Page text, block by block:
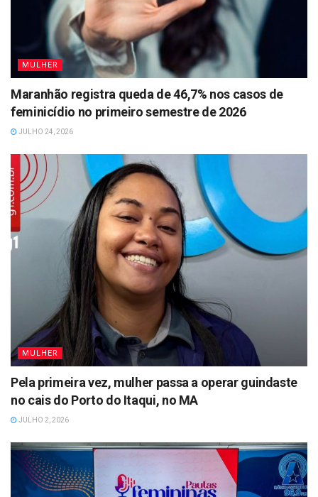
MULHER
Maranhão registra queda de 46,7% nos casos de
feminicídio no primeiro semestre de 2026
JULHO 24, 2026
MULHER
Pela primeira vez, mulher passa a operar guindaste
no cais do Porto do Itaqui, no MA
JULHO 2, 2026